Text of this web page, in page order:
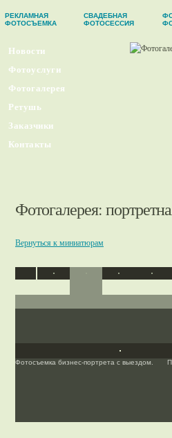
РЕКЛАМНАЯ
ФОТОСЪЕМКА
СВАДЕБНАЯ
ФОТОСЕССИЯ
Новости
Фотоуслуги
Фотогалерея
Ретушь
Заказчики
Контакты
Фотогалерея:
Вернуться к миниатюрам
Фотосъемка бизнес-портрета с выездом.